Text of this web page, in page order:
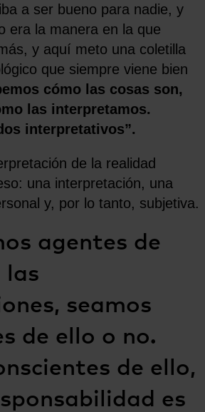
a ser bueno para nadie, y
era la manera en la que
y aquí meto una coletilla
que siempre viene bien
cómo las cosas son,
las interpretamos.
interpretativos”.
de la realidad
una interpretación, una
y, por lo tanto, subjetiva.
agentes de
las
seamos
de ello o no.
de ello,
es